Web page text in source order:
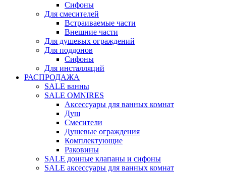
Сифоны
Для смесителей
Встраиваемые части
Внешние части
Для душевых ограждений
Для поддонов
Сифоны
Для инсталляций
РАСПРОДАЖА
SALE ванны
SALE OMNIRES
Аксессуары для ванных комнат
Душ
Смесители
Душевые ограждения
Комплектующие
Раковины
SALE донные клапаны и сифоны
SALE аксессуары для ванных комнат